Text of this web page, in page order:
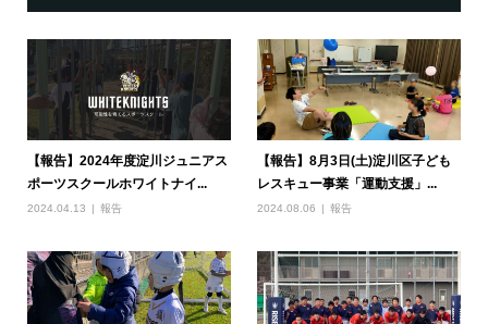
【報告】2024年度淀川ジュニアス
ポーツスクールホワイトナイ...
2024.04.13 報告
【報告】8月3日(土)淀川区子ども
レスキュー事業「運動支援」...
2024.08.06 報告